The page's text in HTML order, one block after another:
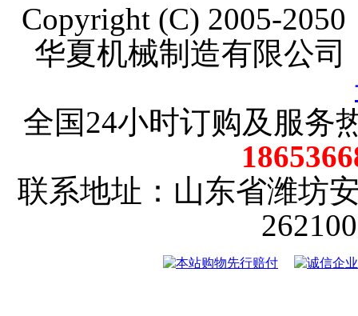
Copyright (C) 2005-
华夏机械制造有限公
全国24小时订购及服务
联系地址：山东省潍坊